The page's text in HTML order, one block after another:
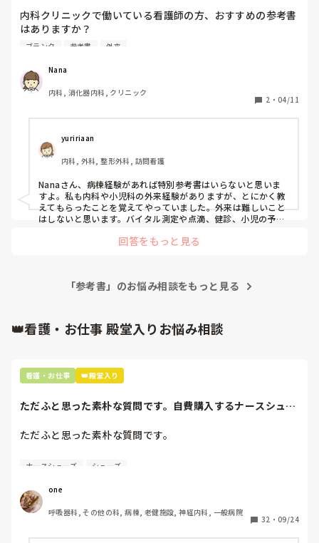
内科クリニックで働いている看護師の方、おすすめの参考書
はありますか？
内科小児科ダイエット外来を行う新設のクリニックで内定を
思っています。
ブランク 参考書 外来
Nana
内科, 消化器内科, クリニック
2 ・ 04/11
yuririaan
内科, 外科, 整形外科, 訪問看護
Nanaさん、病棟経験があれば特別参考書はいらないと思いま
すよ。私も内科や小児科の外来経験がありますが、とにかく教
えてもらったことを覚えてやっていました。外来は難しいこと
はしないと思います。バイタル測定や点滴、健診、小児の予防
回答をもっと見る
「参考書」のお悩み相談をもっと見る
👑看護・お仕事 殿堂入りお悩み相談
看護・お仕事 👑殿堂入り
ただふと思った素朴な質問です。自費購入するナースシュー
ただふと思った素朴な質問です。
自費購入するナースシューズ(職場で使用してる靴)っていく
わたしの職場の指定は「白のスニーカー」。
すぐに汚くなるので1,500円は絶対に超えたくない思いがあ
ナースシューズ シューズ
one
呼吸器科, その他の科, 病棟, 老健施設, 神経内科, 一般病院
32 ・ 09/24